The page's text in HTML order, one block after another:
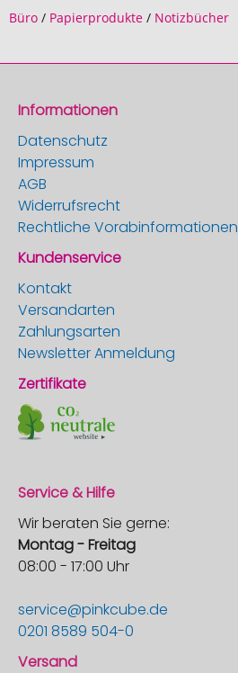
Büro / Papierprodukte / Notizbücher
Informationen
Datenschutz
Impressum
AGB
Widerrufsrecht
Rechtliche Vorabinformationen
Kundenservice
Kontakt
Versandarten
Zahlungsarten
Newsletter Anmeldung
Zertifikate
Service & Hilfe
Wir beraten Sie gerne:
Montag - Freitag
08:00 - 17:00 Uhr
service@pinkcube.de
0201 8589 504-0
Versand